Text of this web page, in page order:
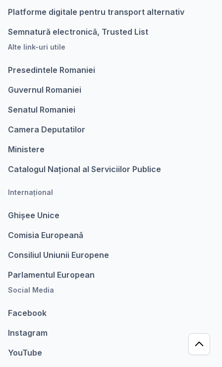
Platforme digitale pentru transport alternativ
Semnatură electronică, Trusted List
Alte link-uri utile
Presedintele Romaniei
Guvernul Romaniei
Senatul Romaniei
Camera Deputatilor
Ministere
Catalogul Național al Serviciilor Publice
Internațional
Ghișee Unice
Comisia Europeanǎ
Consiliul Uniunii Europene
Parlamentul European
Social Media
Facebook
Instagram
YouTube